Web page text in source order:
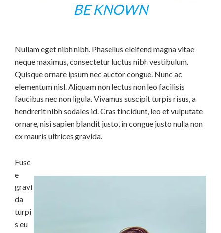
BE KNOWN
Nullam eget nibh nibh. Phasellus eleifend magna vitae
neque maximus, consectetur luctus nibh vestibulum.
Quisque ornare ipsum nec auctor congue. Nunc ac
elementum nisl. Aliquam non lectus non leo facilisis
faucibus nec non ligula. Vivamus suscipit turpis risus, a
hendrerit nibh sodales id. Cras tincidunt, leo et vulputate
ornare, nisi sapien blandit justo, in congue justo nulla non
ex mauris ultrices gravida.
Fusc
e
gravi
da
turpi
s eu